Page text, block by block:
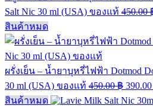
Salt Nic 30 ml (USA) ของแท้ 450.00
สินค้าหมด
ผรั่งเย็น – น้ำยาบุหรี่ไฟฟ้า Dotmod
30 ml (USA) ของแท้ 450.00฿ 390.00
สินค้าหมด